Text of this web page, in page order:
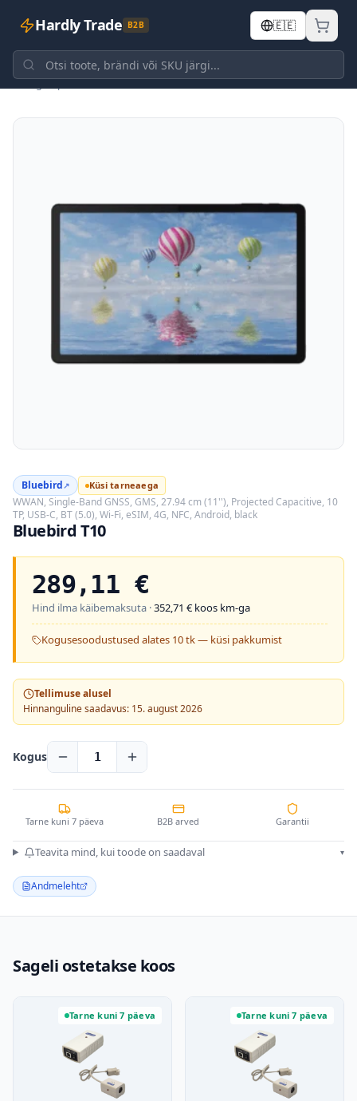
Hardly Trade B2B 🇪🇪
Tagasi poodi
Bluebird↗ Küsi tarneaega
WWAN, Single-Band GNSS, GMS, 27.94 cm (11''), Projected Capacitive, 10
TP, USB-C, BT (5.0), Wi-Fi, eSIM, 4G, NFC, Android, black
Bluebird T10
289,11 €
Hind ilma käibemaksuta ·352,71 € koos km-ga
Kogusesoodustused alates 10 tk — küsi pakkumist
Tellimuse alusel
Hinnanguline saadavus: 15. august 2026
Kogus 1
Tarne kuni 7 päeva B2B arved Garantii
Teavita mind, kui toode on saadaval ▾
Andmeleht
Sageli ostetakse koos
Tarne kuni 7 päeva Tarne kuni 7 päeva